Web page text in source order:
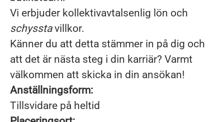
Vi erbjuder kollektivavtalsenlig lön och
schyssta villkor.
Känner du att detta stämmer in på dig och
att det är nästa steg i din karriär? Varmt
välkommen att skicka in din ansökan!
Anställningsform:
Tillsvidare på heltid